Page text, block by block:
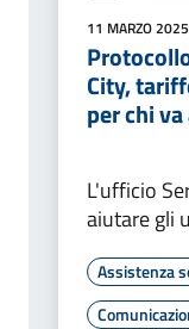
11 MARZO 2025
City,
per chi
L'ufficio
aiutare gli
Assistenza